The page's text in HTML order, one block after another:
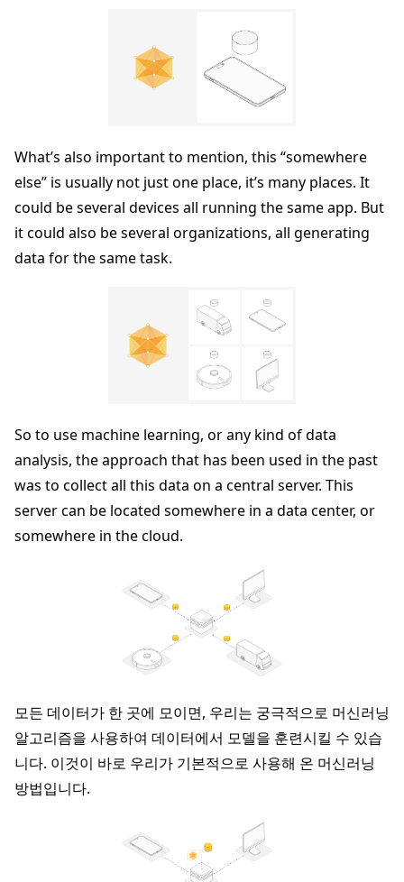
What’s also important to mention, this “somewhere
else” is usually not just one place, it’s many places. It
could be several devices all running the same app. But
it could also be several organizations, all generating
data for the same task.
So to use machine learning, or any kind of data
analysis, the approach that has been used in the past
was to collect all this data on a central server. This
server can be located somewhere in a data center, or
somewhere in the cloud.
모든 데이터가 한 곳에 모이면, 우리는 궁극적으로 머신러닝
알고리즘을 사용하여 데이터에서 모델을 훈련시킬 수 있습
니다. 이것이 바로 우리가 기본적으로 사용해 온 머신러닝
방법입니다.